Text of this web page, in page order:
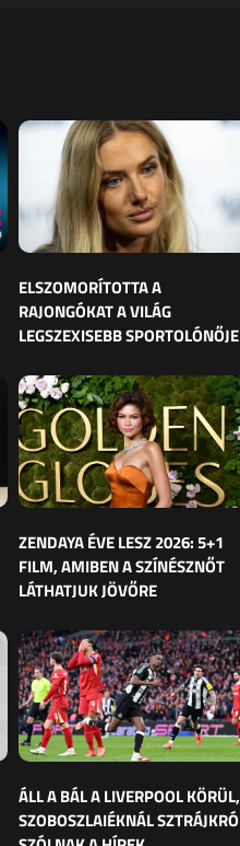
ELSZOMORÍTOTTA A
RAJONGÓKAT A VILÁG
LEGSZEXISEBB SPORTOLÓNŐJE
ZENDAYA ÉVE LESZ 2026: 5+1
FILM, AMIBEN A SZÍNÉSZNŐT
LÁTHATJUK JÖVŐRE
ÁLL A BÁL A LIVERPOOL KÖRÜL,
SZOBOSZLAIÉKNÁL